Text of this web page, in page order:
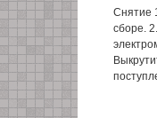
Снятие
сборе.